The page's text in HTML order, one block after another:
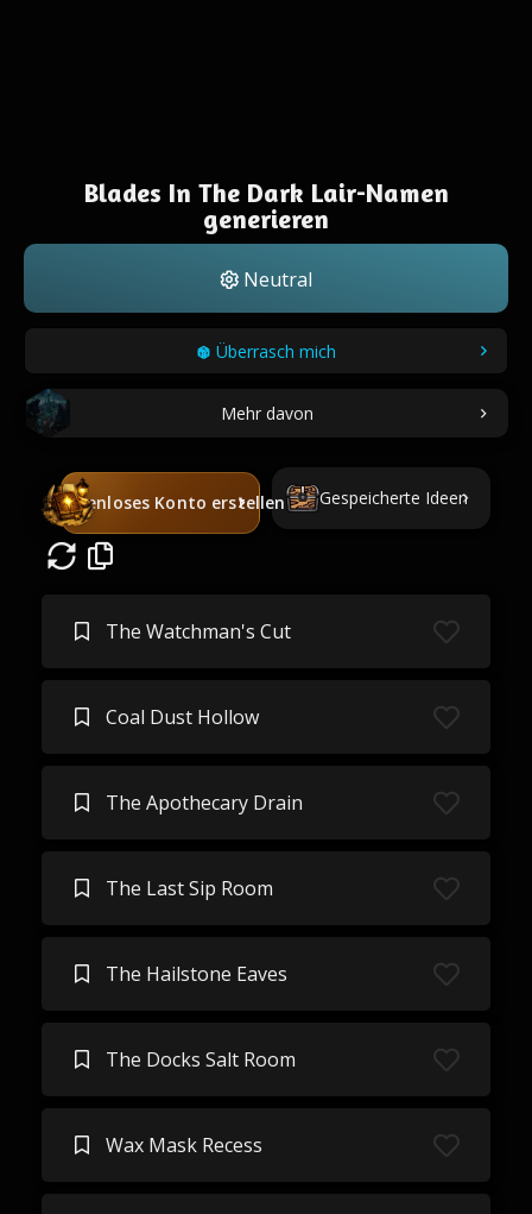
Blades In The Dark Lair-Namen
generieren
Neutral
Überrasch mich
Mehr davon
Kostenloses Konto erstellen Gespeicherte Ideen
The Watchman's Cut
Coal Dust Hollow
The Apothecary Drain
The Last Sip Room
The Hailstone Eaves
The Docks Salt Room
Wax Mask Recess